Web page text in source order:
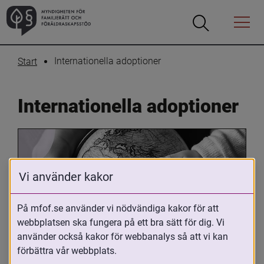
Öppna
Öppna
Menyn
Start Internationella adoptioner
Internationella adoptioner
Oavsett om du är adopterad,
adoptivförälder eller arbetar med
Vi använder kakor
På mfof.se använder vi nödvändiga kakor för att
webbplatsen ska fungera på ett bra sätt för dig. Vi
använder också kakor för webbanalys så att vi kan
förbättra vår webbplats.